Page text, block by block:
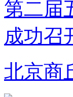
北京商